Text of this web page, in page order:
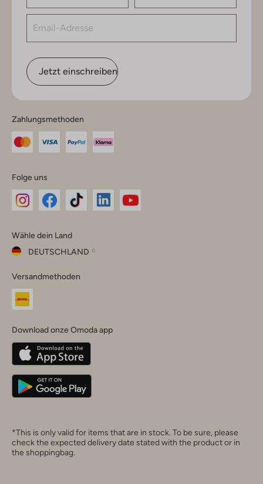
Jetzt einschreiben
Zahlungsmethoden
Folge uns
Instagram
Facebook
TikTok
Wähle dein Land
DEUTSCHLAND
dein
Land
Belgique(Français)
Deutschland
Versandmethoden
Download onze Omoda app
*This is only valid for items that are in stock. To be sure, please
check the expected delivery date stated with the product or in
the shoppingbag.